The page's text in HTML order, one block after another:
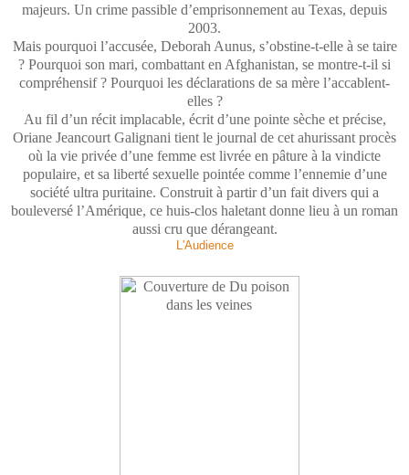
majeurs. Un crime passible d’emprisonnement au Texas, depuis
2003.
Mais pourquoi l’accusée, Deborah Aunus, s’obstine-t-elle à se taire
? Pourquoi son mari, combattant en Afghanistan, se montre-t-il si
compréhensif ? Pourquoi les déclarations de sa mère l’accablent-
elles ?
Au fil d’un récit implacable, écrit d’une pointe sèche et précise,
Oriane Jeancourt Galignani tient le journal de cet ahurissant procès
où la vie privée d’une femme est livrée en pâture à la vindicte
populaire, et sa liberté sexuelle pointée comme l’ennemie d’une
société ultra puritaine. Construit à partir d’un fait divers qui a
bouleversé l’Amérique, ce huis-clos haletant donne lieu à un roman
aussi cru que dérangeant.
L'Audience